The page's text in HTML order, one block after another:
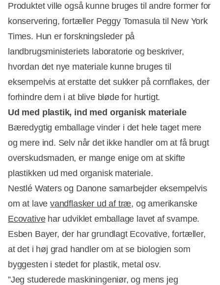
Produktet ville også kunne bruges til andre former for
konservering, fortæller Peggy Tomasula til New York
Times. Hun er forskningsleder på
landbrugsministeriets laboratorie og beskriver,
hvordan det nye materiale kunne bruges til
eksempelvis at erstatte det sukker på cornflakes, der
forhindre dem i at blive bløde for hurtigt.
Ud med plastik, ind med organisk materiale
Bæredygtig emballage vinder i det hele taget mere
og mere ind. Selv når det ikke handler om at få brugt
overskudsmaden, er mange enige om at skifte
plastikken ud med organisk materiale.
Nestlé Waters og Danone samarbejder eksempelvis
om at lavevandflasker ud af træ, og amerikanske
Ecovativehar udviklet emballage lavet af svampe.
Esben Bayer, der har grundlagt Ecovative, fortæller,
at det i høj grad handler om at se biologien som
byggesten i stedet for plastik, metal osv.
”Jeg studerede maskiningeniør, og mens jeg